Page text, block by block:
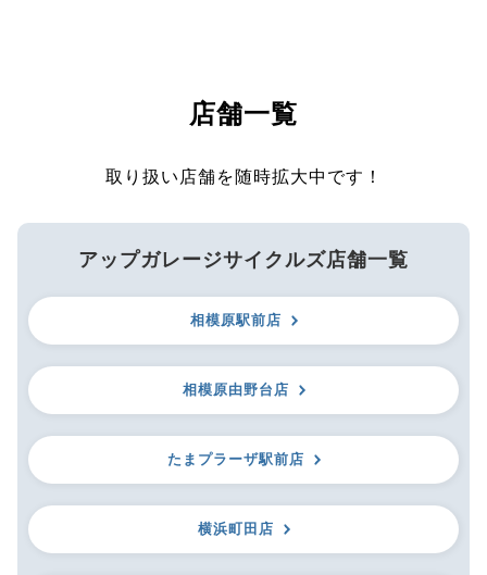
店舗一覧
取り扱い店舗を随時拡大中です！
アップガレージサイクルズ店舗一覧
相模原駅前店
相模原由野台店
たまプラーザ駅前店
横浜町田店